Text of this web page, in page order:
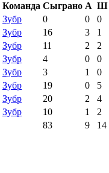
Команда Сыграно А Ш
Зубр 0 0
0
Зубр 16 3
1
Зубр 11 2
2
Зубр 4 0
0
Зубр 3 1
0
Зубр 19 0
5
Зубр 20 2
4
Зубр 10 1
2
83 9 14